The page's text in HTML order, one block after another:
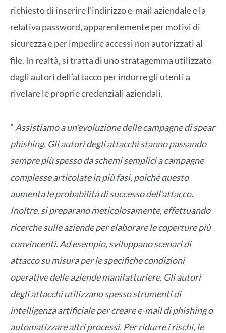
richiesto di inserire l’indirizzo e-mail aziendale e la
relativa password, apparentemente per motivi di
sicurezza e per impedire accessi non autorizzati al
file. In realtà, si tratta di uno stratagemma utilizzato
dagli autori dell’attacco per indurre gli utenti a
rivelare le proprie credenziali aziendali.
” Assistiamo a un’evoluzione delle campagne di spear
phishing. Gli autori degli attacchi stanno passando
sempre più spesso da schemi semplici a campagne
complesse articolate in più fasi, poiché questo
aumenta le probabilità di successo dell’attacco.
Inoltre, si preparano meticolosamente, effettuando
ricerche sulle aziende per elaborare le coperture più
convincenti. Ad esempio, sviluppano scenari di
attacco su misura per le specifiche condizioni
operative delle aziende manifatturiere. Gli autori
degli attacchi utilizzano spesso strumenti di
intelligenza artificiale per creare e-mail di phishing o
automatizzare altri processi. Per ridurre i rischi, le